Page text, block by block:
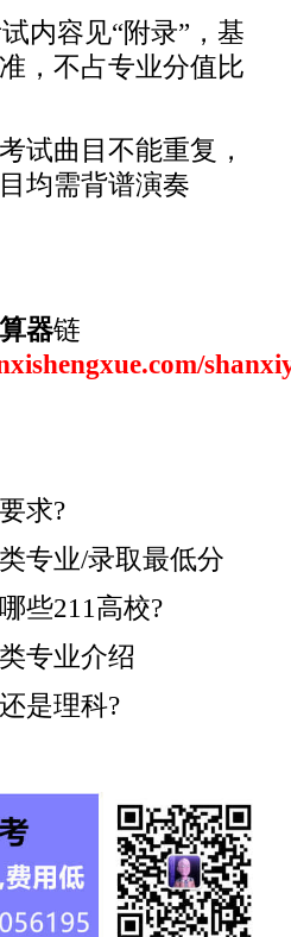
内容见“附录”，基
，不占专业分值比
试曲目不能重复，
均需背谱演奏
器链
求?
专业/录取最低分
些211高校?
专业介绍
是理科?